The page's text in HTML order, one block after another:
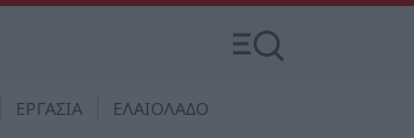
ΕΡΓΑΣΙΑ ΕΛΑΙΟΛΑΔΟ